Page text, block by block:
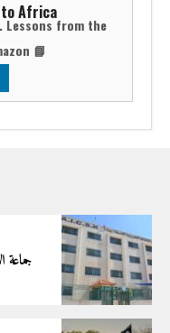
to Africa
Lessons from the
📘 Now available on Amazon
جماعة